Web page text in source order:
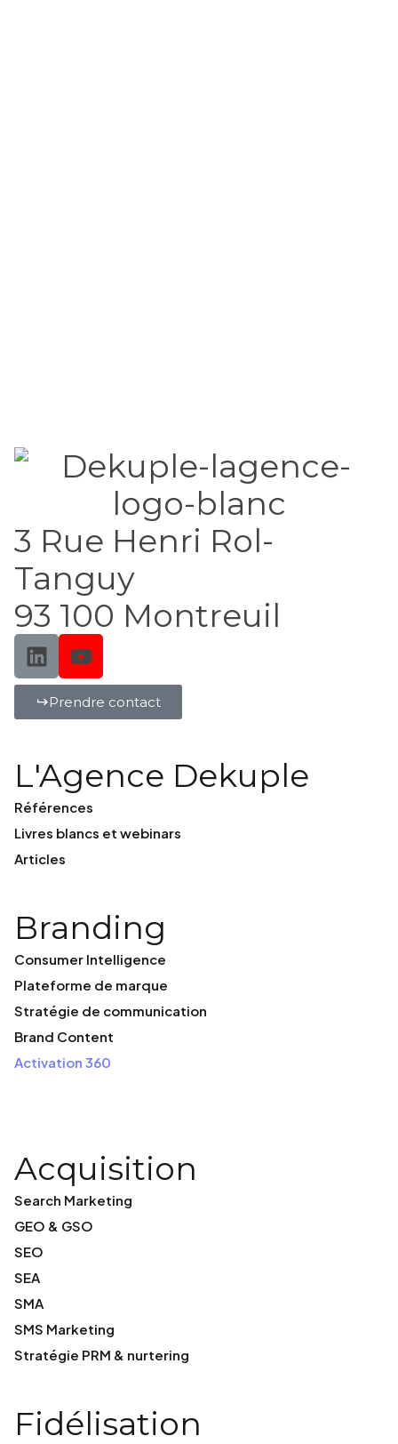
3 Rue Henri Rol-
Tanguy
93 100 Montreuil
Prendre contact
L'Agence Dekuple
Références
Livres blancs et webinars
Articles
Branding
Consumer Intelligence
Plateforme de marque
Stratégie de communication
Brand Content
Activation 360
Acquisition
Search Marketing
GEO & GSO
SEO
SEA
SMA
SMS Marketing
Stratégie PRM & nurtering
Fidélisation